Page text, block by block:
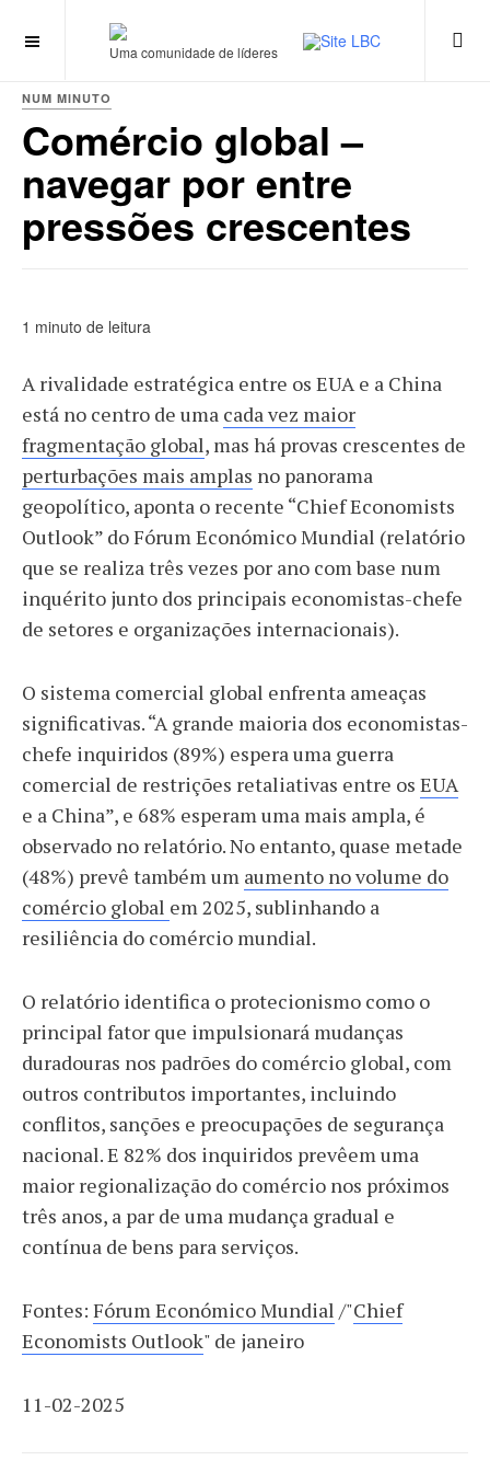
Uma comunidade de líderes
NUM MINUTO
Comércio global –
navegar por entre
pressões crescentes
1 minuto de leitura
A rivalidade estratégica entre os EUA e a China
está no centro de uma cada vez maior
fragmentação global, mas há provas crescentes de
perturbações mais amplas no panorama
geopolítico, aponta o recente “Chief Economists
Outlook” do Fórum Económico Mundial (relatório
que se realiza três vezes por ano com base num
inquérito junto dos principais economistas-chefe
de setores e organizações internacionais).
O sistema comercial global enfrenta ameaças
significativas. “A grande maioria dos economistas-
chefe inquiridos (89%) espera uma guerra
comercial de restrições retaliativas entre os EUA
e a China”, e 68% esperam uma mais ampla, é
observado no relatório. No entanto, quase metade
(48%) prevê também um aumento no volume do
comércio global em 2025, sublinhando a
resiliência do comércio mundial.
O relatório identifica o protecionismo como o
principal fator que impulsionará mudanças
duradouras nos padrões do comércio global, com
outros contributos importantes, incluindo
conflitos, sanções e preocupações de segurança
nacional. E 82% dos inquiridos prevêem uma
maior regionalização do comércio nos próximos
três anos, a par de uma mudança gradual e
contínua de bens para serviços.
Fontes: Fórum Económico Mundial /"Chief
Economists Outlook" de janeiro
11-02-2025